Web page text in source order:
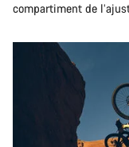
compartiment de